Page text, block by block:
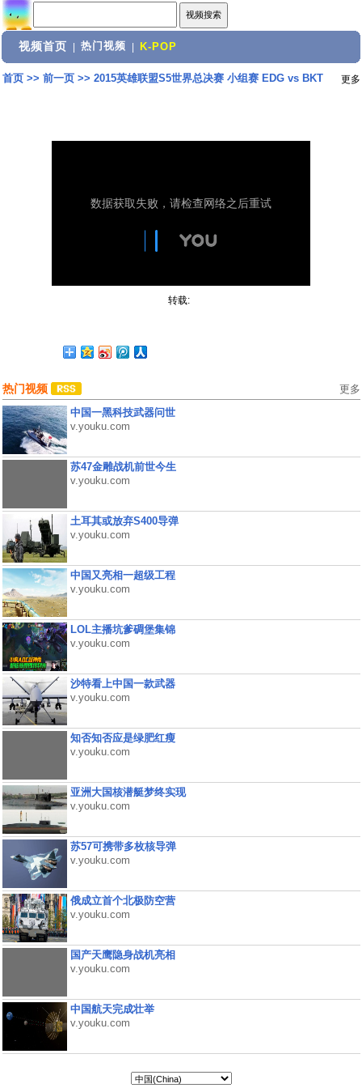
视频首页 热门视频 K-POP
首页>> 前一页>> 2015英雄联盟S5世界总决赛 小组赛 EDG vs BKT 更多
转载:
热门视频 更多
中国一黑科技武器问世
v.youku.com
苏47金雕战机前世今生
v.youku.com
土耳其或放弃S400导弹
v.youku.com
中国又亮相一超级工程
v.youku.com
LOL主播坑爹碉堡集锦
v.youku.com
沙特看上中国一款武器
v.youku.com
知否知否应是绿肥红瘦
v.youku.com
亚洲大国核潜艇梦终实现
v.youku.com
苏57可携带多枚核导弹
v.youku.com
俄成立首个北极防空营
v.youku.com
国产天鹰隐身战机亮相
v.youku.com
中国航天完成壮举
v.youku.com